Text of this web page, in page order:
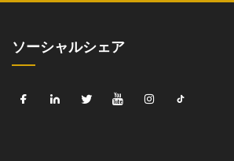
ソーシャルシェア